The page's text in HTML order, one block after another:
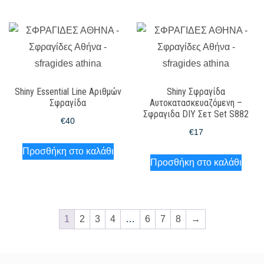
Shiny Essential Line Αριθμών
Σφραγίδα
€40
Προσθήκη στο καλάθι
Shiny Σφραγίδα
Αυτοκατασκευαζόμενη –
Σφραγιδα DIY Σετ Set S882
€17
Προσθήκη στο καλάθι
1 2 3 4 … 6 7 8 →